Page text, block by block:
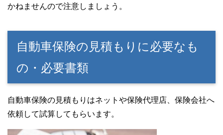
かねませんので注意しましょう。
自動車保険の見積もりに必要なも
の・必要書類
自動車保険の見積もりはネットや保険代理店、保険会社へ
依頼して試算してもらいます。